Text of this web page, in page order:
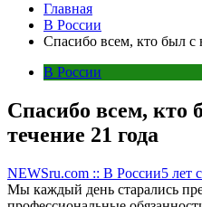
Главная
В России
Спасибо всем, кто был с
В России
Спасибо всем, кто
течение 21 года
NEWSru.com :: В России5 лет
Мы каждый день старались